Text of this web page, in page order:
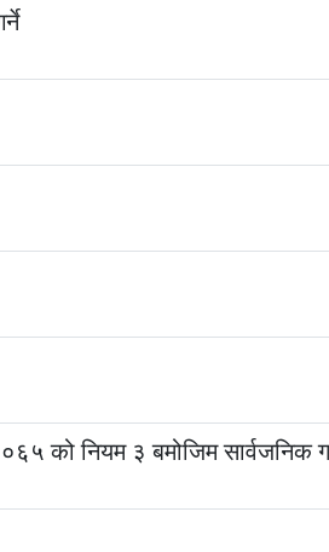
को नियम ३ बमोजिम सार्वजनिक